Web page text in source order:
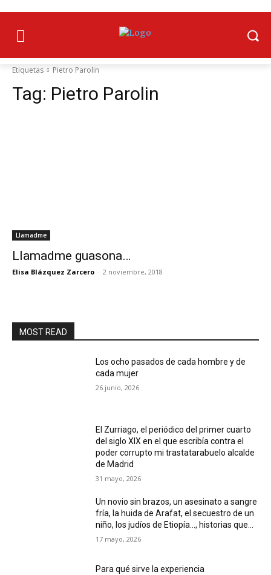
Etiquetas Pietro Parolin
Tag: Pietro Parolin
Llamadme
Llamadme guasona…
Elisa Blázquez Zarcero - 2 noviembre, 2018
MOST READ
Los ocho pasados de cada hombre y de
cada mujer
26 junio, 2026
El Zurriago, el periódico del primer cuarto
del siglo XIX en el que escribía contra el
poder corrupto mi trastatarabuelo alcalde
de Madrid
31 mayo, 2026
Un novio sin brazos, un asesinato a sangre
fría, la huida de Arafat, el secuestro de un
niño, los judíos de Etiopía…, historias que...
17 mayo, 2026
Para qué sirve la experiencia